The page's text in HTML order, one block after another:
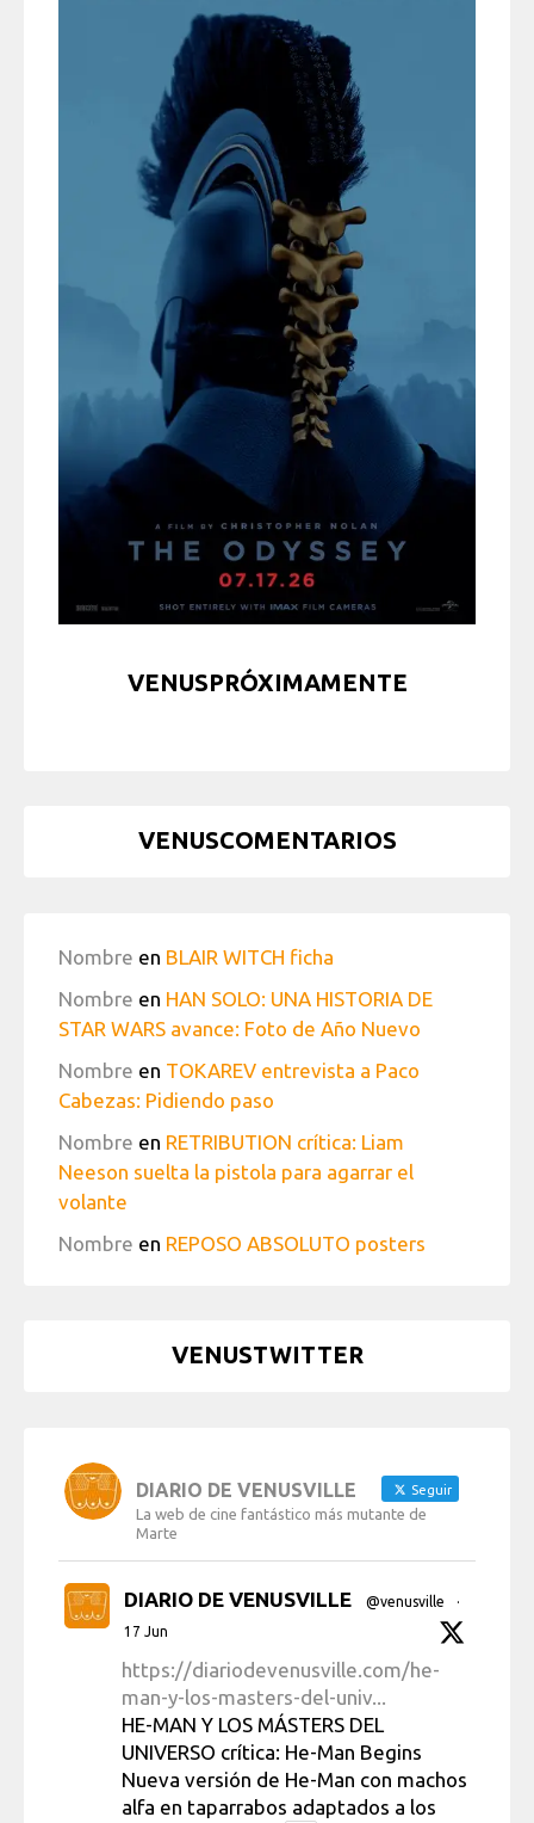
VENUSPRÓXIMAMENTE
VENUSCOMENTARIOS
Nombre en BLAIR WITCH ficha
Nombre en HAN SOLO: UNA HISTORIA DE
STAR WARS avance: Foto de Año Nuevo
Nombre en TOKAREV entrevista a Paco
Cabezas: Pidiendo paso
Nombre en RETRIBUTION crítica: Liam
Neeson suelta la pistola para agarrar el
volante
Nombre en REPOSO ABSOLUTO posters
VENUSTWITTER
DIARIO DE VENUSVILLE Seguir
La web de cine fantástico más mutante de
Marte
DIARIO DE VENUSVILLE @venusville
·
17 Jun
https://diariodevenusville.com/he-
man-y-los-masters-del-univ...
HE-MAN Y LOS MÁSTERS DEL
UNIVERSO crítica: He-Man Begins
Nueva versión de He-Man con machos
alfa en taparrabos adaptados a los